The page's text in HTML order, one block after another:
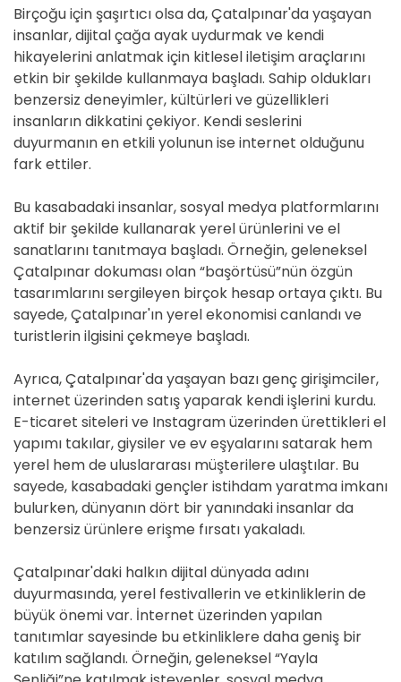
Birçoğu için şaşırtıcı olsa da, Çatalpınar'da yaşayan
insanlar, dijital çağa ayak uydurmak ve kendi
hikayelerini anlatmak için kitlesel iletişim araçlarını
etkin bir şekilde kullanmaya başladı. Sahip oldukları
benzersiz deneyimler, kültürleri ve güzellikleri
insanların dikkatini çekiyor. Kendi seslerini
duyurmanın en etkili yolunun ise internet olduğunu
fark ettiler.
Bu kasabadaki insanlar, sosyal medya platformlarını
aktif bir şekilde kullanarak yerel ürünlerini ve el
sanatlarını tanıtmaya başladı. Örneğin, geleneksel
Çatalpınar dokuması olan “başörtüsü”nün özgün
tasarımlarını sergileyen birçok hesap ortaya çıktı. Bu
sayede, Çatalpınar'ın yerel ekonomisi canlandı ve
turistlerin ilgisini çekmeye başladı.
Ayrıca, Çatalpınar'da yaşayan bazı genç girişimciler,
internet üzerinden satış yaparak kendi işlerini kurdu.
E-ticaret siteleri ve Instagram üzerinden ürettikleri el
yapımı takılar, giysiler ve ev eşyalarını satarak hem
yerel hem de uluslararası müşterilere ulaştılar. Bu
sayede, kasabadaki gençler istihdam yaratma imkanı
bulurken, dünyanın dört bir yanındaki insanlar da
benzersiz ürünlere erişme fırsatı yakaladı.
Çatalpınar'daki halkın dijital dünyada adını
duyurmasında, yerel festivallerin ve etkinliklerin de
büyük önemi var. İnternet üzerinden yapılan
tanıtımlar sayesinde bu etkinliklere daha geniş bir
katılım sağlandı. Örneğin, geleneksel “Yayla